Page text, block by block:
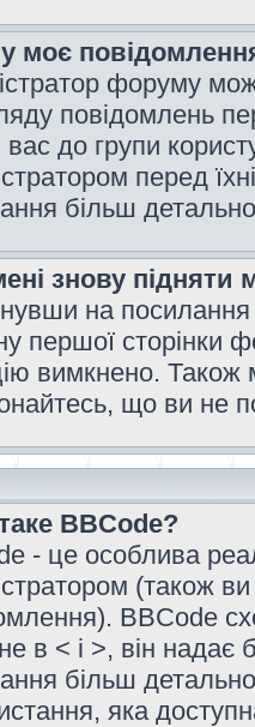
моє
форуму
повідомлень
до групи
перед
більш
знову підняти
на посилання
першої сторінки
вимкнено. Також
що ви не
BBCode?
- це особлива
(також
BBCode
в < і >, він
більш
яка